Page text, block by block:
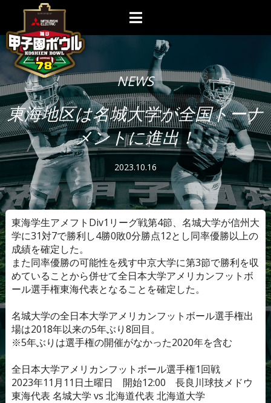
NEWS
東海地区は名城大学が全国トーナ
メントに進出！
2023.10.16
東海学生アメフトDiv1リーグ戦第4節、 名城大学が信州大
学に31対7で勝利し4勝0敗0分勝点12とし同率優勝以上の
成績を確定した。
また同率優勝の可能性を残す中京大学に第3節で勝利を収
めていることから併せて全日本大学アメリカンフットボ
ール選手権東海代表となることを確定した。
名城大学の全日本大学アメリカンフットボール選手権出
場は2018年以来の5年ぶり8回目。
※5年ぶりは選手権の開催がなかった2020年を含む
全日本大学アメリカンフットボール選手権1回戦
2023年11月11日土曜日 開始12:00 長良川球技メドウ
東海代表 名城大学 vs 北海道代表 北海道大学